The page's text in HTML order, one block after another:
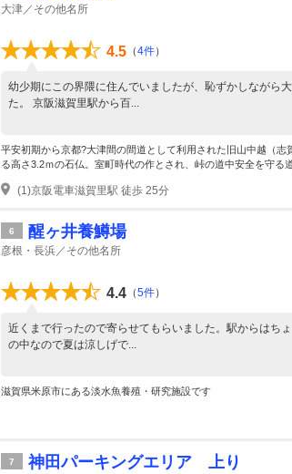
大津／その他名所
4.5 （4件）
幼少期にこの界隈に住んでいましたが、恥ずかしながら
た。 京阪滋賀里駅から百...
平安初期から京都?大津間の間道として利用された旧山中越（志
る高さ3.2ｍの石仏。室町時代の作とされ、峠の道中安全を守る
(1)京阪電車滋賀里駅 徒歩 25分
6 醒ヶ井養鱒場
彦根・長浜／その他名所
4.4 （5件）
近くまで行ったので寄らせてもらいました。駅からはち
の中なので夏は涼しげで...
滋賀県米原市にある淡水魚養殖・研究施設です
7 神田パーキングエリア 上り